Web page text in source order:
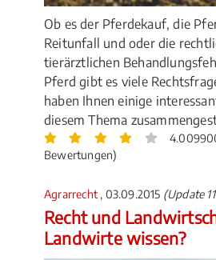
Ob es der Pferdekauf, die
Reitunfall und oder die
tierärztlichen
Pferd gibt es viele
haben Ihnen einige
diesem Thema
Bewertungen)
Agrarrecht , 03.09.2015 (Update
Recht und
Landwirte wissen?